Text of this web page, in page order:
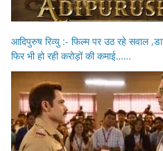
आदिपुरुष रिव्यु :- फिल्म पर उठ रहे सवाल
फिर भी हो रही करोड़ों की कमाई……